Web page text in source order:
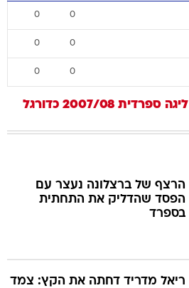
0
0
0
0
0
0
ליגה ספרדית 2007/08 כדורגל
הרצף של ברצלונה נעצר עם
הפסד שהדליק את התחתית
בספרד
ריאל מדריד דחתה את הקץ: צמד